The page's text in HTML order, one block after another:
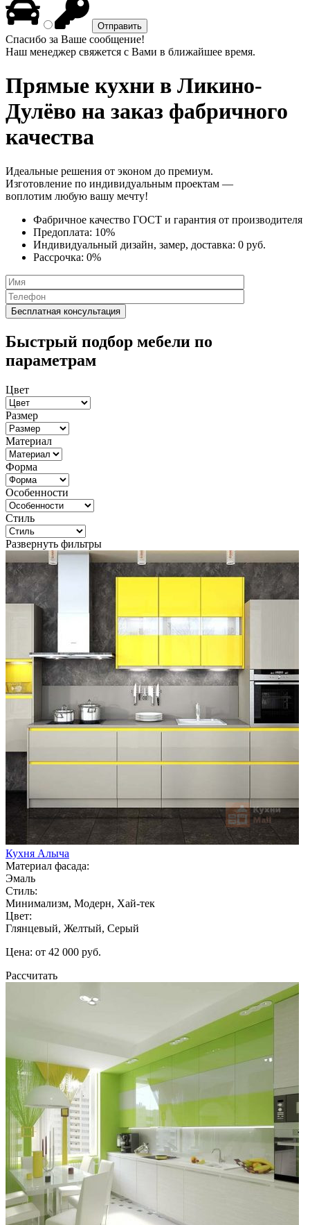
Спасибо за Ваше сообщение!
Наш менеджер свяжется с Вами в ближайшее время.
Прямые кухни в Ликино-
Дулёво на заказ фабричного
качества
Идеальные решения от эконом до премиум.
Изготовление по индивидуальным проектам —
воплотим любую вашу мечту!
Фабричное качество ГОСТ и гарантия от производителя
Предоплата: 10%
Индивидуальный дизайн, замер, доставка: 0 руб.
Рассрочка: 0%
Быстрый подбор мебели по
параметрам
Цвет
Размер
Материал
Форма
Особенности
Стиль
Развернуть фильтры
Кухня Алыча
Материал фасада:
Эмаль
Стиль:
Минимализм, Модерн, Хай-тек
Цвет:
Глянцевый, Желтый, Серый
Цена: от 42 000 руб.
Рассчитать